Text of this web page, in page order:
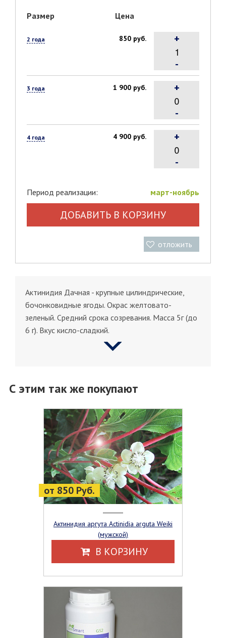
Размер Цена
2 года 850 руб.
-
+
3 года 1 900 руб.
-
+
4 года 4 900 руб.
-
+
Период реализации: март-ноябрь
ДОБАВИТЬ В КОРЗИНУ
отложить
Актинидия Дачная - крупные цилиндрические,
бочонковидные ягоды. Окрас желтовато-
зеленый. Средний срока созревания. Масса 5г (до
6 г). Вкус кисло-сладкий.
С этим так же покупают
от 850 Руб.
Актинидия аргута Actinidia arguta Weiki
(мужской)
В КОРЗИНУ